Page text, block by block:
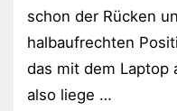
schon der Rücken
halbaufrechten
das mit dem Laptop
also liege …